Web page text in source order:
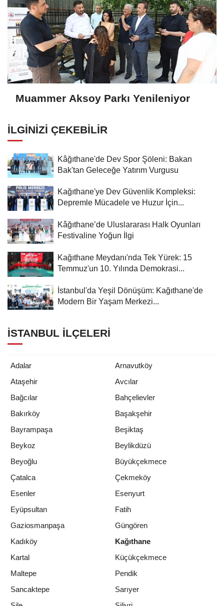
Muammer Aksoy Parkı Yenileniyor
İLGINIZI ÇEKEBILIR
Kâğıthane'de Dev Spor Şöleni: Bakan
Bak'tan Geleceğe Yatırım Vurgusu
Kağıthane'ye Dev Güvenlik Kompleksi:
Depremle Mücadele ve Huzur İçin...
Kâğıthane’de Uluslararası Halk Oyunları
Festivaline Yoğun İlgi
Kağıthane Meydanı'nda Tek Yürek: 15
Temmuz'un 10. Yılında Demokrasi...
İstanbul'da Yeşil Dönüşüm: Kağıthane'de
Modern Bir Yaşam Merkezi...
İSTANBUL İLÇELERI
Adalar
Arnavutköy
Ataşehir
Avcılar
Bağcılar
Bahçelievler
Bakırköy
Başakşehir
Bayrampaşa
Beşiktaş
Beykoz
Beylikdüzü
Beyoğlu
Büyükçekmece
Çatalca
Çekmeköy
Esenler
Esenyurt
Eyüpsultan
Fatih
Gaziosmanpaşa
Güngören
Kadıköy
Kağıthane
Kartal
Küçükçekmece
Maltepe
Pendik
Sancaktepe
Sarıyer